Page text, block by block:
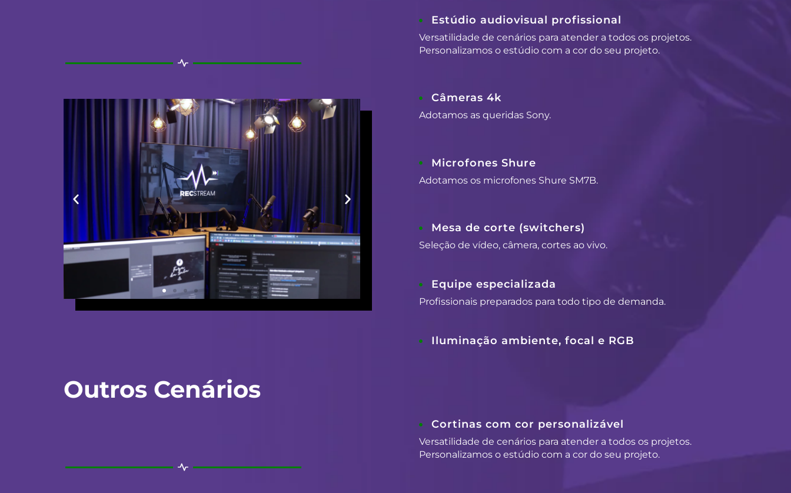
Estúdio audiovisual profissional
Versatilidade de cenários para atender a todos os projetos.
Personalizamos o estúdio com a cor do seu projeto.
Câmeras 4k
Adotamos as queridas Sony.
Microfones Shure
Adotamos os microfones Shure SM7B.
Mesa de corte (switchers)
Seleção de vídeo, câmera, cortes ao vivo.
Equipe especializada
Profissionais preparados para todo tipo de demanda.
Iluminação ambiente, focal e RGB
Outros Cenários
Cortinas com cor personalizável
Versatilidade de cenários para atender a todos os projetos.
Personalizamos o estúdio com a cor do seu projeto.